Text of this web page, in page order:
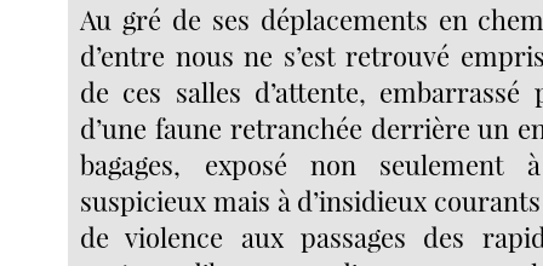
Au gré de ses déplacements en
d’entre nous ne s’est retrouvé
de ces salles d’attente,
d’une faune retranchée derrière un
bagages, exposé non seulement
suspicieux mais à d’insidieux
de violence aux passages des